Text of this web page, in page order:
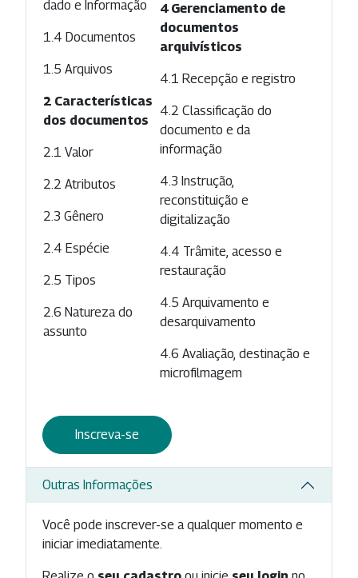
dado e Informação
1.4 Documentos
1.5 Arquivos
2 Características
dos documentos
2.1 Valor
2.2 Atributos
2.3 Gênero
2.4 Espécie
2.5 Tipos
2.6 Natureza do
assunto
4 Gerenciamento de
documentos
arquivísticos
4.1 Recepção e registro
4.2 Classificação do
documento e da
informação
4.3 Instrução,
reconstituição e
digitalização
4.4 Trâmite, acesso e
restauração
4.5 Arquivamento e
desarquivamento
4.6 Avaliação, destinação e
microfilmagem
Inscreva-se
Outras Informações
Você pode inscrever-se a qualquer momento e
iniciar imediatamente.